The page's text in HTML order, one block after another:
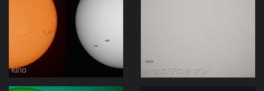
kino 小犬のプロキオン